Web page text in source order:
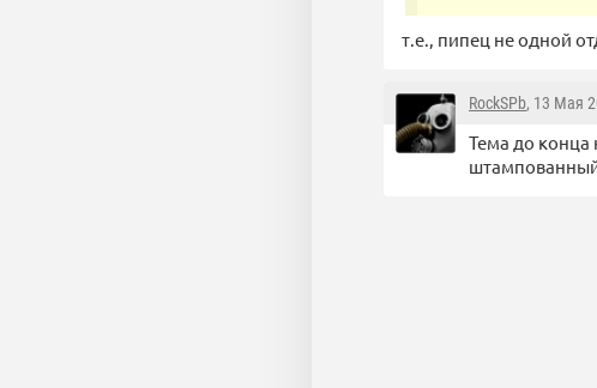
т.е., пипец не одной
RockSPb, 13 Мая
Тема до конца